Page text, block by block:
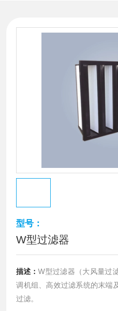
型号：
W型过滤器
描述：W型过滤器（大风量过
调机组、高效过滤系统的末端
过滤。